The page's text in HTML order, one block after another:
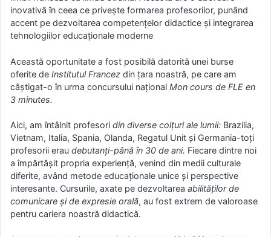
inovativă în ceea ce privește formarea profesorilor, punând
accent pe dezvoltarea competențelor didactice și integrarea
tehnologiilor educaționale moderne
Această oportunitate a fost posibilă datorită unei burse
oferite de Institutul Francez din țara noastră, pe care am
câștigat-o în urma concursului național Mon cours de FLE en
3 minutes.
Aici, am întâlnit profesori din diverse colțuri ale lumii: Brazilia,
Vietnam, Italia, Spania, Olanda, Regatul Unit și Germania-toți
profesorii erau debutanți-până în 30 de ani. Fiecare dintre noi
a împărtășit propria experiență, venind din medii culturale
diferite, având metode educaționale unice și perspective
interesante. Cursurile, axate pe dezvoltarea abilităților de
comunicare și de expresie orală, au fost extrem de valoroase
pentru cariera noastră didactică.